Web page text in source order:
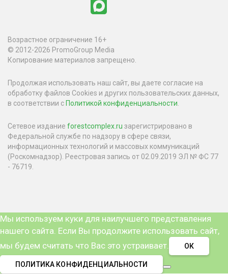
Возрастное ограничение 16+
© 2012-2026 PromoGroup Media
Копирование материалов запрещено.
Продолжая использовать наш сайт, вы даете согласие на
обработку файлов Cookies и других пользовательских данных,
в соответствии с Политикой конфиденциальности.
Сетевое издание forestcomplex.ru зарегистрировано в
Федеральной службе по надзору в сфере связи,
информационных технологий и массовых коммуникаций
(Роскомнадзор). Реестровая запись от 02.09.2019 ЭЛ № ФС 77
- 76719.
Мы используем куки для наилучшего представления
нашего сайта. Если Вы продолжите использовать сайт,
мы будем считать что Вас это устраивает.
ОК
ПОЛИТИКА КОНФИДЕНЦИАЛЬНОСТИ